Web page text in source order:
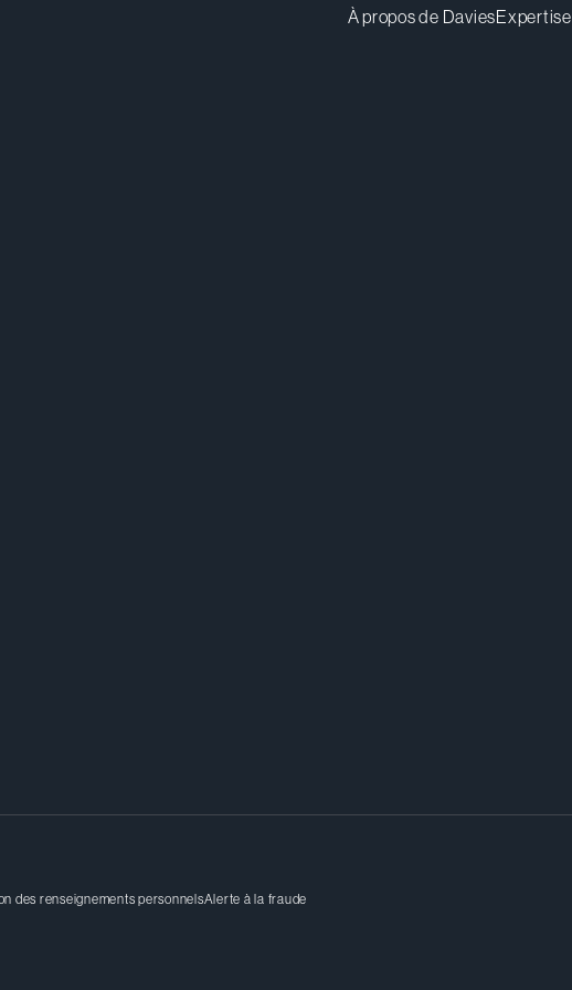
À propos de DaviesExpertise
des renseignements personnelsAlerte à la fraude